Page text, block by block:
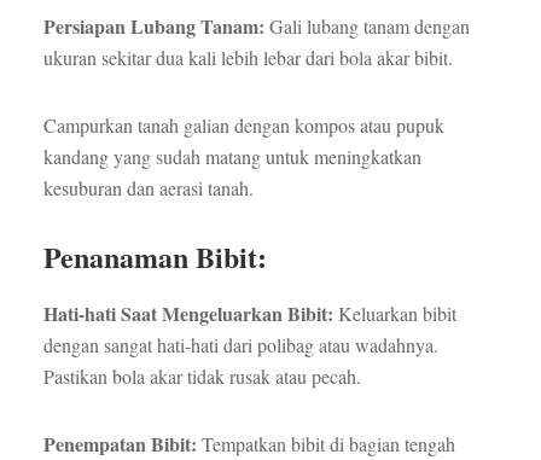
Persiapan Lubang Tanam: Gali lubang tanam dengan
ukuran sekitar dua kali lebih lebar dari bola akar bibit.
Campurkan tanah galian dengan kompos atau pupuk
kandang yang sudah matang untuk meningkatkan
kesuburan dan aerasi tanah.
Penanaman Bibit:
Hati-hati Saat Mengeluarkan Bibit: Keluarkan bibit
dengan sangat hati-hati dari polibag atau wadahnya.
Pastikan bola akar tidak rusak atau pecah.
Penempatan Bibit: Tempatkan bibit di bagian tengah